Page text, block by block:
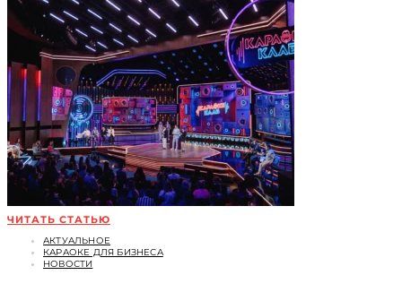
ЧИТАТЬ СТАТЬЮ
АКТУАЛЬНОЕ
КАРАОКЕ ДЛЯ БИЗНЕСА
НОВОСТИ